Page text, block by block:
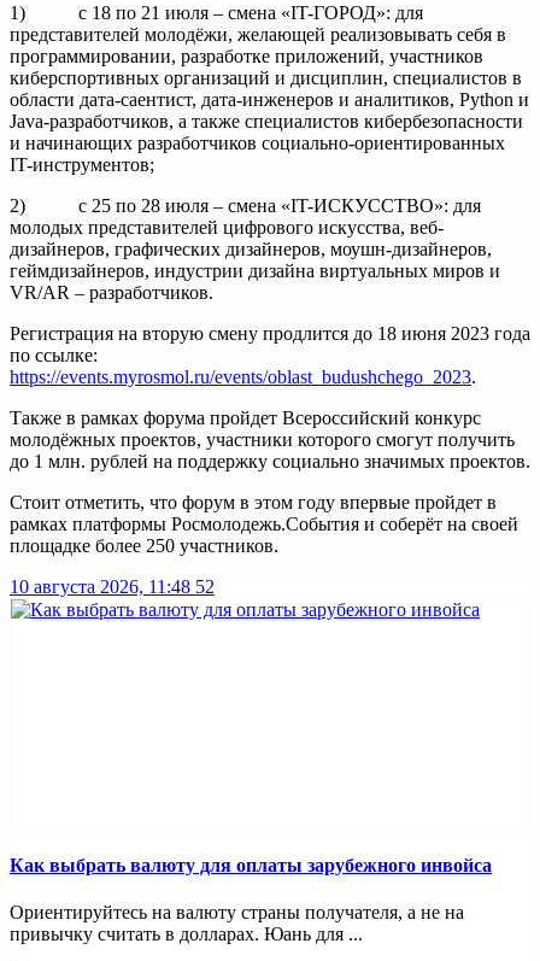
1) с 18 по 21 июля – смена «IT-ГОРОД»: для
представителей молодёжи, желающей реализовывать себя в
программировании, разработке приложений, участников
киберспортивных организаций и дисциплин, специалистов в
области дата-саентист, дата-инженеров и аналитиков, Python и
Java-разработчиков, а также специалистов кибербезопасности
и начинающих разработчиков социально-ориентированных
IT-инструментов;
2) с 25 по 28 июля – смена «IT-ИСКУССТВО»: для
молодых представителей цифрового искусства, веб-
дизайнеров, графических дизайнеров, моушн-дизайнеров,
геймдизайнеров, индустрии дизайна виртуальных миров и
VR/AR – разработчиков.
Регистрация на вторую смену продлится до 18 июня 2023 года
по ссылке:
https://events.myrosmol.ru/events/oblast_budushchego_2023.
Также в рамках форума пройдет Всероссийский конкурс
молодёжных проектов, участники которого смогут получить
до 1 млн. рублей на поддержку социально значимых проектов.
Стоит отметить, что форум в этом году впервые пройдет в
рамках платформы Росмолодежь.События и соберёт на своей
площадке более 250 участников.
10 августа 2026, 11:48 52
Как выбрать валюту для оплаты зарубежного инвойса
Ориентируйтесь на валюту страны получателя, а не на
привычку считать в долларах. Юань для ...